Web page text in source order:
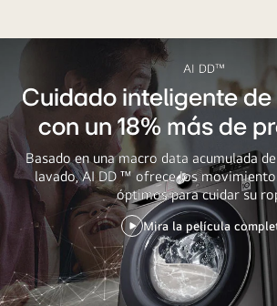
AI DD™
Cuidado inteligente de
con un 18% más de
Basado en una macro data acumulada
lavado, AI DD ™ ofrece los
óptimos para cuidar su
Mira la película